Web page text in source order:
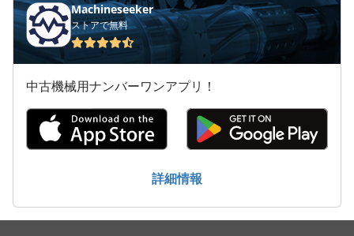
Machineseeker
ストアで無料
中古機械用ナンバーワンアプリ！
詳細情報